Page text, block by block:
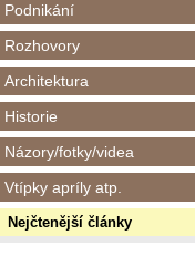
Podnikání
Rozhovory
Architektura
Historie
Názory/fotky/videa
Vtípky apríly atp.
Nejčtenější články